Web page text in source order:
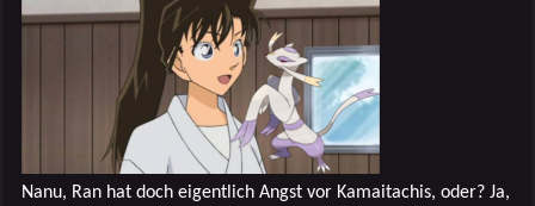
Nanu, Ran hat doch eigentlich Angst vor Kamaitachis, oder? Ja,